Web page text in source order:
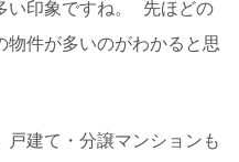
い印象ですね。 先ほどの
物件が多いのがわかると思
建て・分譲マンションも